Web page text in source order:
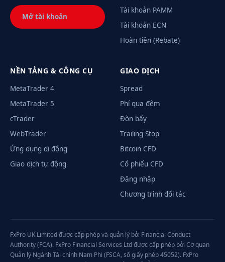
Mở tài khoản
Tài khoản PAMM
Tài khoản ECN
Hoàn tiền (Rebate)
NỀN TẢNG & CÔNG CỤ
MetaTrader 4
MetaTrader 5
cTrader
WebTrader
Ứng dụng di động
Giao dịch tự động
GIAO DỊCH
Spread
Phí qua đêm
Đòn bẩy
Trailing Stop
Bitcoin CFD
Cổ phiếu CFD
Đăng nhập
Chương trình đối tác
FxPro UK Limited được cấp phép và quản lý bởi Financial Conduct
Authority (FCA). FxPro Financial Services Ltd được cấp phép bởi Cơ quan
Quản lý Ngành Tài chính Nam Phi (FSCA, số giấy phép 45052). FxPro